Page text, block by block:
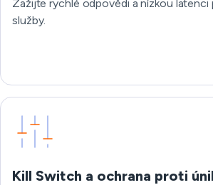
Zažijte rychlé odpovědi a nízkou latenci
služby.
Kill Switch a ochrana proti